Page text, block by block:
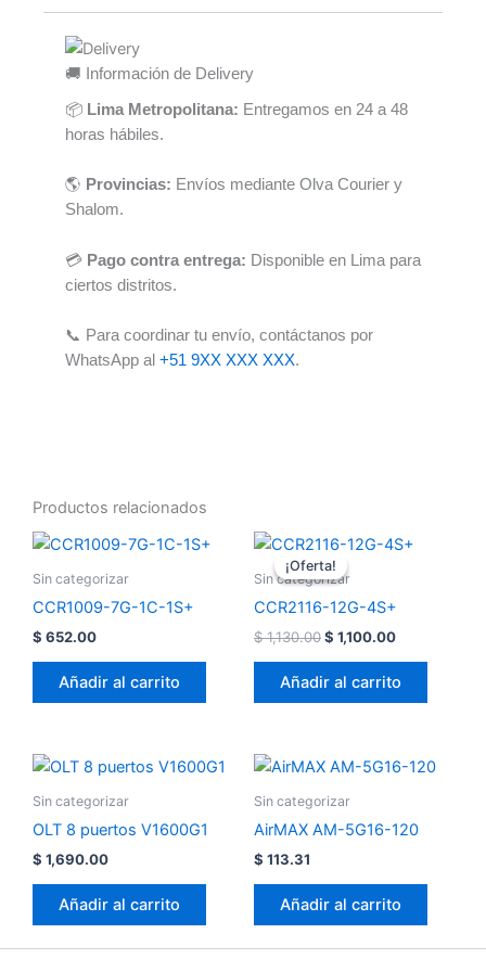
🚚 Información de Delivery
📦 Lima Metropolitana: Entregamos en 24 a 48
horas hábiles.
🌎 Provincias: Envíos mediante Olva Courier y
Shalom.
💳 Pago contra entrega: Disponible en Lima para
ciertos distritos.
📞 Para coordinar tu envío, contáctanos por
WhatsApp al +51 9XX XXX XXX.
Productos relacionados
Sin categorizar
CCR1009-7G-1C-1S+
$ 652.00
Añadir al carrito
¡Oferta!
¡Oferta!
Sin categorizar
CCR2116-12G-4S+
$1,130.00
El
precio
original
$ 1,130.00.
$ 1,100.00
El
$ 1,100.00.
Añadir al carrito
Sin categorizar
OLT 8 puertos V1600G1
$ 1,690.00
Añadir al carrito
Sin categorizar
AirMAX AM-5G16-120
$ 113.31
Añadir al carrito